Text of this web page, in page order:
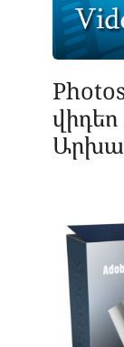
վիդեո